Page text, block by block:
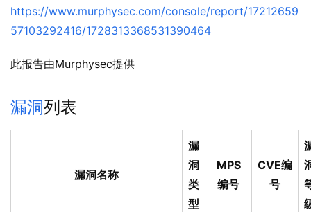
https://www.murphysec.com/console/report/17212659
57103292416/1728313368531390464
此报告由Murphysec提供
漏洞列表
漏洞名称
漏
洞
类
型
MPS
编号
CVE编
号